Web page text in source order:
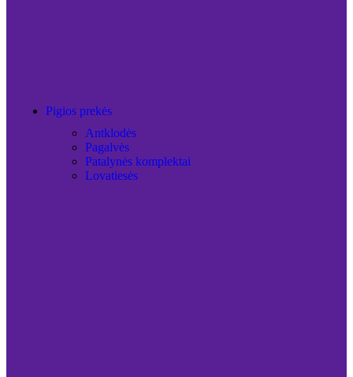
Pigios prekės
Antklodės
Pagalvės
Patalynės komplektai
Lovatiesės